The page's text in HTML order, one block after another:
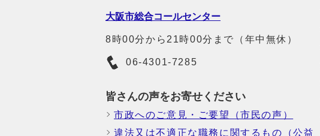
大阪市総合コールセンター
8時00分から21時00分まで（年中無休）
06-4301-7285
皆さんの声をお寄せください
市政へのご意見・ご要望（市民の声）
違法又は不適正な職務に関するもの（公益